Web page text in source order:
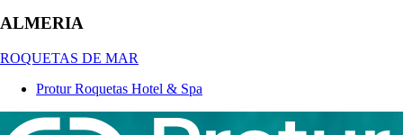
ALMERIA
ROQUETAS DE MAR
Protur Roquetas Hotel & Spa